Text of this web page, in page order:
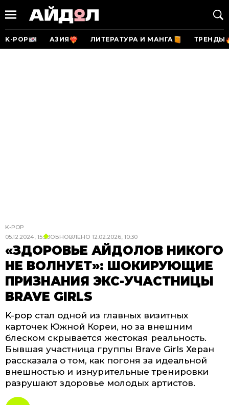
K-POP АЗИЯ ЛИТЕРАТУРА И МАНГА ТРЕНДЫ
K-POP
05.12.2024, 15:50ОБНОВЛЕНО 12.02.2026, 10:30
«ЗДОРОВЬЕ АЙДОЛОВ НИКОГО
НЕ ВОЛНУЕТ»: ШОКИРУЮЩИЕ
ПРИЗНАНИЯ ЭКС-УЧАСТНИЦЫ
BRAVE GIRLS
K-pop стал одной из главных визитных
карточек Южной Кореи, но за внешним
блеском скрывается жестокая реальность.
Бывшая участница группы Brave Girls Херан
рассказала о том, как погоня за идеальной
внешностью и изнурительные тренировки
разрушают здоровье молодых артистов.